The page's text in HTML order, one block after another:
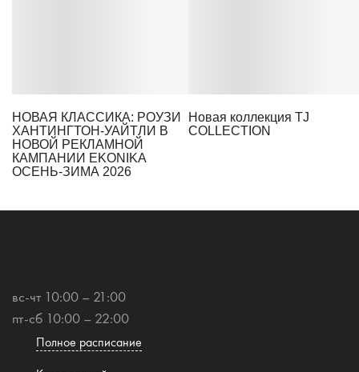
НОВАЯ КЛАССИКА: РОУЗИ
ХАНТИНГТОН-УАЙТЛИ В
НОВОЙ РЕКЛАМНОЙ
КАМПАНИИ EKONIKA
ОСЕНЬ-ЗИМА 2026
Новая коллекция TJ
COLLECTION
вс-чт 10:00 – 21:00
пт-сб 10:00 – 22:00
Полное расписание